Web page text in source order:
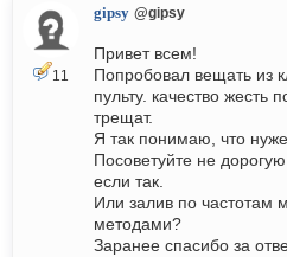
11
gipsy @gipsy
Привет всем!
Попробовал вещать из
пульту. качество жесть
трещат.
Я так понимаю, что
Посоветуйте не
если так.
Или залив по частотам
методами?
Заранее спасибо за